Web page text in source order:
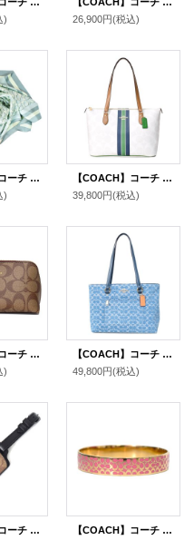
)
26,900円(税込)
【COACH】コーチ スカーフ シルク 100% シグネチャー スクエア バンダナ スカーフ ストール ミント〔日本未発売〕
)
【COACH】コーチ バッグ コーティングキャンパス レザー シグネチャー ギャラリー ストライプ ジップトートバッグ チャークマルチ〔日本未発売〕
39,800円(税込)
【COACH】コーチ コーティングキャンパス レザー シグネチャー コスメティック 化粧ポーチ カーキ×サドル（日本未発売）
)
【COACH】コーチ バッグ トート デニム レザー シグネチャー ステーション ジップ トートバッグ インディゴ〔日本未発売〕
49,800円(税込)
【COACH】コーチ コーティングキャンバス カーフレザー シグネチャー ラゲージ ネーム タグ キーホルダー カーキ〔日本未発売〕
【COACH】コーチ シグネチャー ブレスレット バングル ゴールド×ピンク〔日本未発売〕【訳あり】